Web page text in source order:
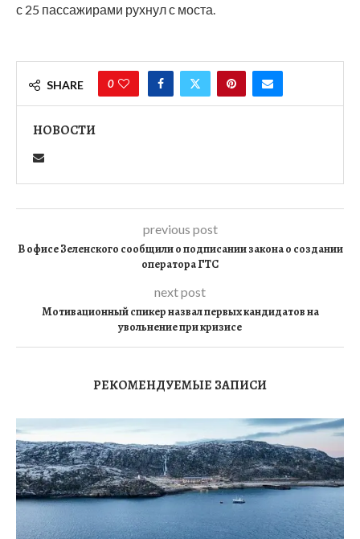
с 25 пассажирами рухнул с моста.
SHARE 0
НОВОСТИ
previous post
В офисе Зеленского сообщили о подписании закона о создании
оператора ГТС
next post
Мотивационный спикер назвал первых кандидатов на
увольнение при кризисе
РЕКОМЕНДУЕМЫЕ ЗАПИСИ